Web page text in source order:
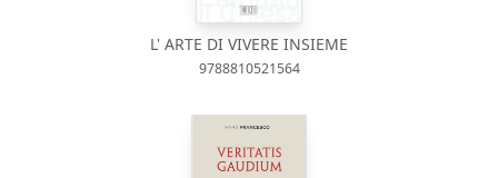
L' ARTE DI VIVERE INSIEME
9788810521564